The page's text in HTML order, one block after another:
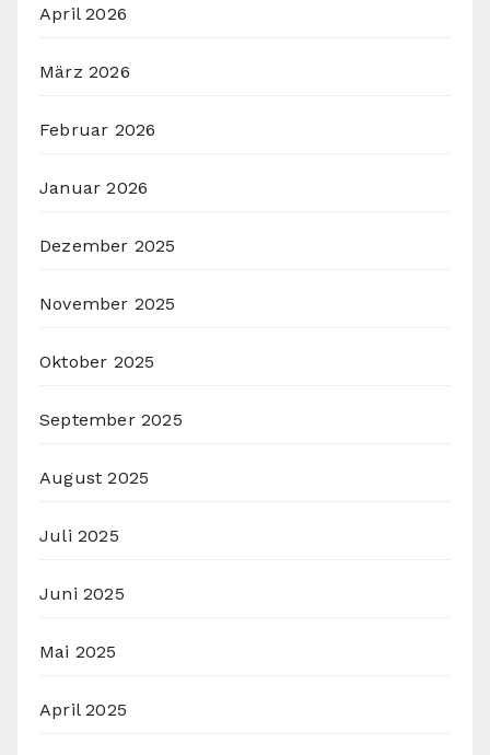
April 2026
März 2026
Februar 2026
Januar 2026
Dezember 2025
November 2025
Oktober 2025
September 2025
August 2025
Juli 2025
Juni 2025
Mai 2025
April 2025